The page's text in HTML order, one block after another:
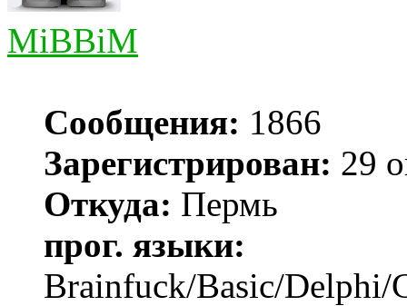
MiBBiM
Сообщения: 1866
Зарегистрирован: 29
Откуда: Пермь
прог. языки:
Brainfuck/Basic/Delphi/